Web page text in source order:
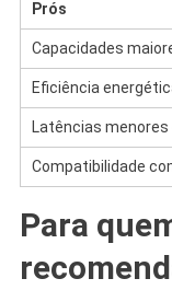
Prós
Capacidades
Eficiência
Latências menores
Compatibilidade
Para